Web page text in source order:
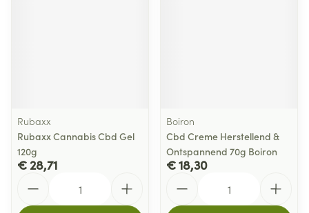
Rubaxx
Rubaxx Cannabis Cbd Gel
120g
€ 28,71
Boiron
Cbd Creme Herstellend &
Ontspannend 70g Boiron
€ 18,30